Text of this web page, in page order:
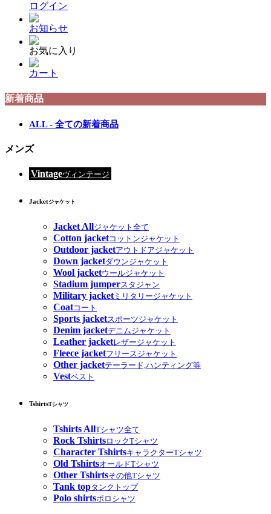
ログイン
お知らせ
お気に入り
カート
新着商品
ALL - 全ての新着商品
メンズ
Vintageヴィンテージ
Jacketジャケット
Jacket Allジャケット全て
Cotton jacketコットンジャケット
Outdoor jacketアウトドアジャケット
Down jacketダウンジャケット
Wool jacketウールジャケット
Stadium jumperスタジャン
Military jacketミリタリージャケット
Coatコート
Sports jacketスポーツジャケット
Denim jacketデニムジャケット
Leather jacketレザージャケット
Fleece jacketフリースジャケット
Other jacketテーラード,ハンティング等
Vestベスト
TshirtsTシャツ
Tshirts AllTシャツ全て
Rock TshirtsロックTシャツ
Character TshirtsキャラクターTシャツ
Old TshirtsオールドTシャツ
Other Tshirtsその他Tシャツ
Tank topタンクトップ
Polo shirtsポロシャツ